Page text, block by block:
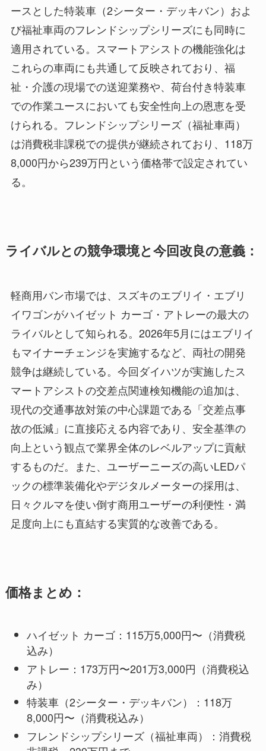
ースとした特装車（2シーター・デッキバン）およ
び福祉車両のフレンドシップシリーズにも同時に
適用されている。スマートアシストの機能強化は
これらの車両にも共通して反映されており、福
祉・介護の現場での送迎業務や、荷台付き特装車
での作業ユースにおいても安全性向上の恩恵を受
けられる。フレンドシップシリーズ（福祉車両）
は消費税非課税での提供が継続されており、118万
8,000円から239万円という価格帯で設定されてい
る。
ライバルとの競争環境と今回改良の意義：
軽商用バン市場では、スズキのエブリイ・エブリ
イワゴンがハイゼット カーゴ・アトレーの最大の
ライバルとして知られる。2026年5月にはエブリイ
もマイナーチェンジを実施するなど、両社の開発
競争は継続している。今回ダイハツが実施したス
マートアシストの交差点関連検知機能の追加は、
現代の交通事故対策の中心課題である「交差点事
故の低減」に直接応える内容であり、安全基準の
向上という観点で業界全体のレベルアップに貢献
するものだ。また、ユーザーニーズの高いLEDパ
ックの標準装備化やデジタルメーターの採用は、
日々クルマを使い倒す商用ユーザーの利便性・満
足度向上にも直結する実質的な改善である。
価格まとめ：
ハイゼット カーゴ：115万5,000円〜（消費税
込み）
アトレー：173万円〜201万3,000円（消費税込
み）
特装車（2シーター・デッキバン）：118万
8,000円〜（消費税込み）
フレンドシップシリーズ（福祉車両）：消費税